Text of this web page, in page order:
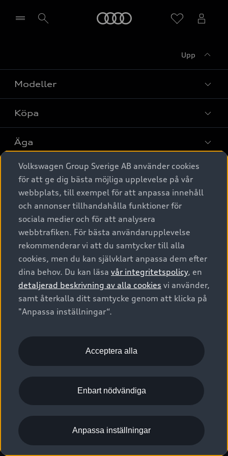
Upp
Modeller
Alla modeller
Elbilar
A6 modellerna
SUV
Avant
Audi Sport
Köpa
Privaterbjudanden
Privatleasing
Nya bilar i lager
Begagnade bilar i lager
Audi approved :plus - så gott som nya
Finansiering
Audi exclusive
Provkörning
Äga
Service & tillbehör
Audi digital services
Originaltillbehör - köp online
Garantier
Försäkring
Digitala manualer för din Audi
Audi Collection – livsstilsartiklar
Vanliga frågor
2G/3G nätet stängs ned - Hur påverkas min bil av detta?
Tjänstebil
Tjänstebil
Business lease online
Företagsleasing
Om Audi Sverige
Kontakta oss
Audi Återförsäljare/-serviceverkstad
myAudi
Pressmeddelanden
Nyhetsbrev
Vårt hållbarhetsarbete
Lediga tjänster huvudkontor
Lediga tjänster hos Audi Återförsäljare
Kommentar till mediauppgifter om dataläcka
© 2026 AUDI SVERIGE. All Rights Reserved.
Utgivare Juridiskt
Juridiskt Audi AG
Juridiskt Audi Digital Giveaway
Anpassa inställningar för cookies
Visselblåsarkanaler
Volkswagen Group Sverige AB använder cookies
för att ge dig bästa möjliga upplevelse på vår
webbplats, till exempel för att anpassa innehåll
och annonser tillhandahålla funktioner för
sociala medier och för att analysera
webbtrafiken. För bästa användarupplevelse
rekommenderar vi att du samtycker till alla
cookies, men du kan självklart anpassa dem efter
dina behov. Du kan läsa vår integritetspolicy, en
detaljerad beskrivning av alla cookies vi använder,
samt återkalla ditt samtycke genom att klicka på
"Anpassa inställningar“.
Acceptera alla
Enbart nödvändiga
Anpassa inställningar